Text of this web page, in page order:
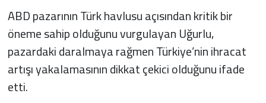
ABD pazarının Türk havlusu açısından kritik bir
öneme sahip olduğunu vurgulayan Uğurlu,
pazardaki daralmaya rağmen Türkiye’nin ihracat
artışı yakalamasının dikkat çekici olduğunu ifade
etti.